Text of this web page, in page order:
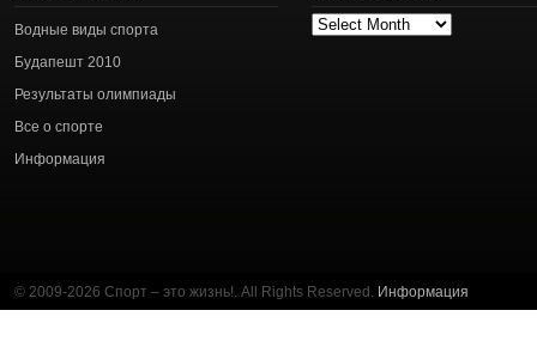
Водные виды спорта
Будапешт 2010
Результаты олимпиады
Все о спорте
Информация
Архив
© 2009-2026 Спорт – это жизнь!. All Rights Reserved. Информация